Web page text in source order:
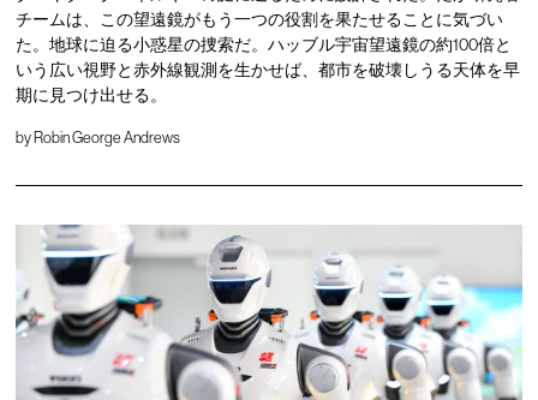
チームは、この望遠鏡がもう一つの役割を果たせることに気づい
た。地球に迫る小惑星の捜索だ。ハッブル宇宙望遠鏡の約100倍と
いう広い視野と赤外線観測を生かせば、都市を破壊しうる天体を早
期に見つけ出せる。
by Robin George Andrews